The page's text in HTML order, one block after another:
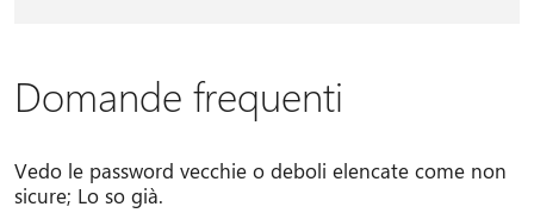
Domande frequenti
Vedo le password vecchie o deboli elencate come non
sicure; Lo so già.